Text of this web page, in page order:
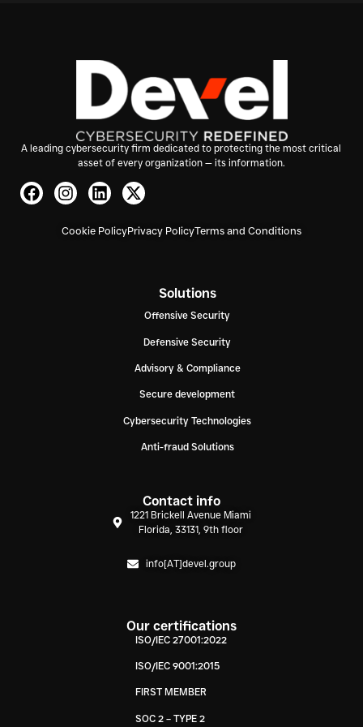
A leading cybersecurity firm dedicated to protecting the most critical
asset of every organization — its information.
Cookie PolicyPrivacy PolicyTerms and Conditions
Solutions
Offensive Security
Defensive Security
Advisory & Compliance
Secure development
Cybersecurity Technologies
Anti-fraud Solutions
Contact info
1221 Brickell Avenue Miami
Florida, 33131, 9th floor
info[AT]devel.group
Our certifications
ISO/IEC 27001:2022
ISO/IEC 9001:2015
FIRST MEMBER
SOC 2 – TYPE 2